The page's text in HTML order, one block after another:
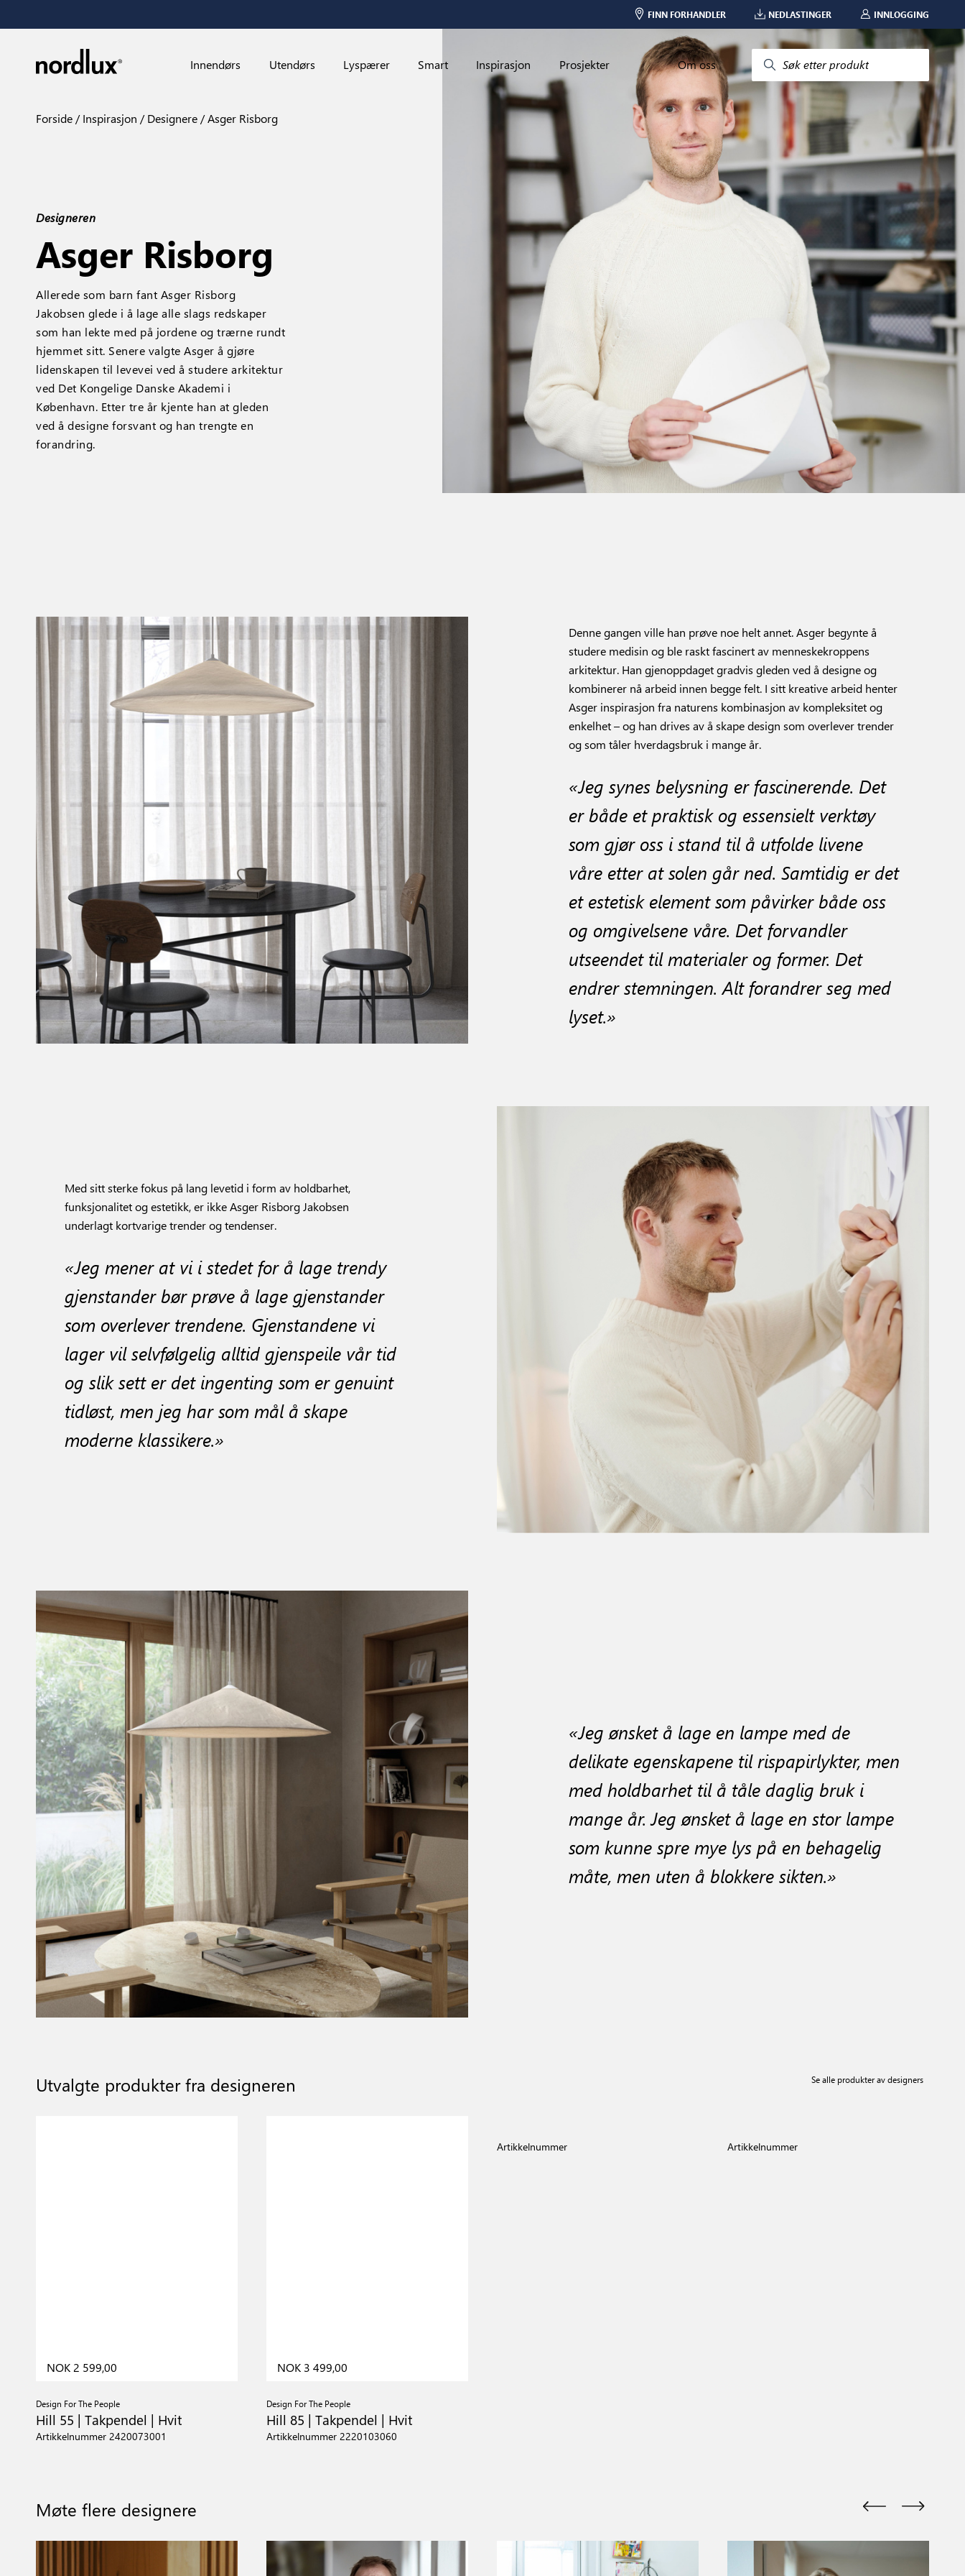
FINN FORHANDLER NEDLASTINGER INNLOGGING
Innendørs Utendørs Lyspærer Smart Inspirasjon Prosjekter Om oss Søk etter produkt
Forside Inspirasjon Designere Asger Risborg
Designeren
Asger Risborg
Allerede som barn fant Asger Risborg
Jakobsen glede i å lage alle slags redskaper
som han lekte med på jordene og trærne rundt
hjemmet sitt. Senere valgte Asger å gjøre
lidenskapen til levevei ved å studere arkitektur
ved Det Kongelige Danske Akademi i
København. Etter tre år kjente han at gleden
ved å designe forsvant og han trengte en
forandring.
Denne gangen ville han prøve noe helt annet. Asger begynte å
studere medisin og ble raskt fascinert av menneskekroppens
arkitektur. Han gjenoppdaget gradvis gleden ved å designe og
kombinerer nå arbeid innen begge felt. I sitt kreative arbeid henter
Asger inspirasjon fra naturens kombinasjon av kompleksitet og
enkelhet – og han drives av å skape design som overlever trender
og som tåler hverdagsbruk i mange år.
«Jeg synes belysning er fascinerende. Det
er både et praktisk og essensielt verktøy
som gjør oss i stand til å utfolde livene
våre etter at solen går ned. Samtidig er det
et estetisk element som påvirker både oss
og omgivelsene våre. Det forvandler
utseendet til materialer og former. Det
endrer stemningen. Alt forandrer seg med
lyset.»
Med sitt sterke fokus på lang levetid i form av holdbarhet,
funksjonalitet og estetikk, er ikke Asger Risborg Jakobsen
underlagt kortvarige trender og tendenser.
«Jeg mener at vi i stedet for å lage trendy
gjenstander bør prøve å lage gjenstander
som overlever trendene. Gjenstandene vi
lager vil selvfølgelig alltid gjenspeile vår tid
og slik sett er det ingenting som er genuint
tidløst, men jeg har som mål å skape
moderne klassikere.»
«Jeg ønsket å lage en lampe med de
delikate egenskapene til rispapirlykter, men
med holdbarhet til å tåle daglig bruk i
mange år. Jeg ønsket å lage en stor lampe
som kunne spre mye lys på en behagelig
måte, men uten å blokkere sikten.»
Utvalgte produkter fra designeren Se alle produkter av designers
NOK 2 599,00
Design For The People
Hill 55 | Takpendel | Hvit
Artikkelnummer 2420073001
NOK 3 499,00
Design For The People
Hill 85 | Takpendel | Hvit
Artikkelnummer 2220103060
Artikkelnummer Artikkelnummer
Møte flere designere